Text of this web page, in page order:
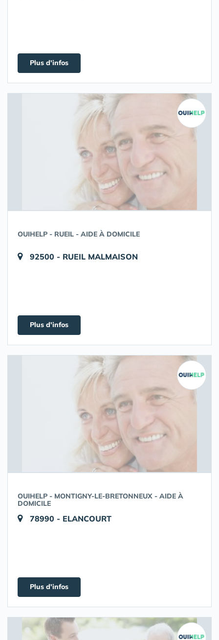
Plus d'infos
OUIHELP - RUEIL - AIDE À DOMICILE
92500 - RUEIL MALMAISON
Plus d'infos
OUIHELP - MONTIGNY-LE-BRETONNEUX - AIDE À
DOMICILE
78990 - ELANCOURT
Plus d'infos